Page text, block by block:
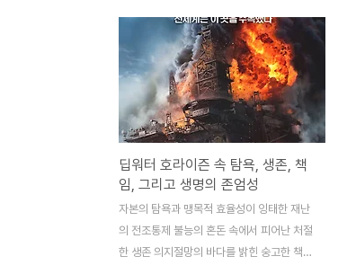
딥워터 호라이즌 속 탐욕, 생존, 책
임, 그리고 생명의 존엄성
자본의 탐욕과 맹목적 효율성이 잉태한 재난
의 전조통제 불능의 혼돈 속에서 피어난 처절
한 생존 의지절망의 바다를 밝힌 숭고한 책임